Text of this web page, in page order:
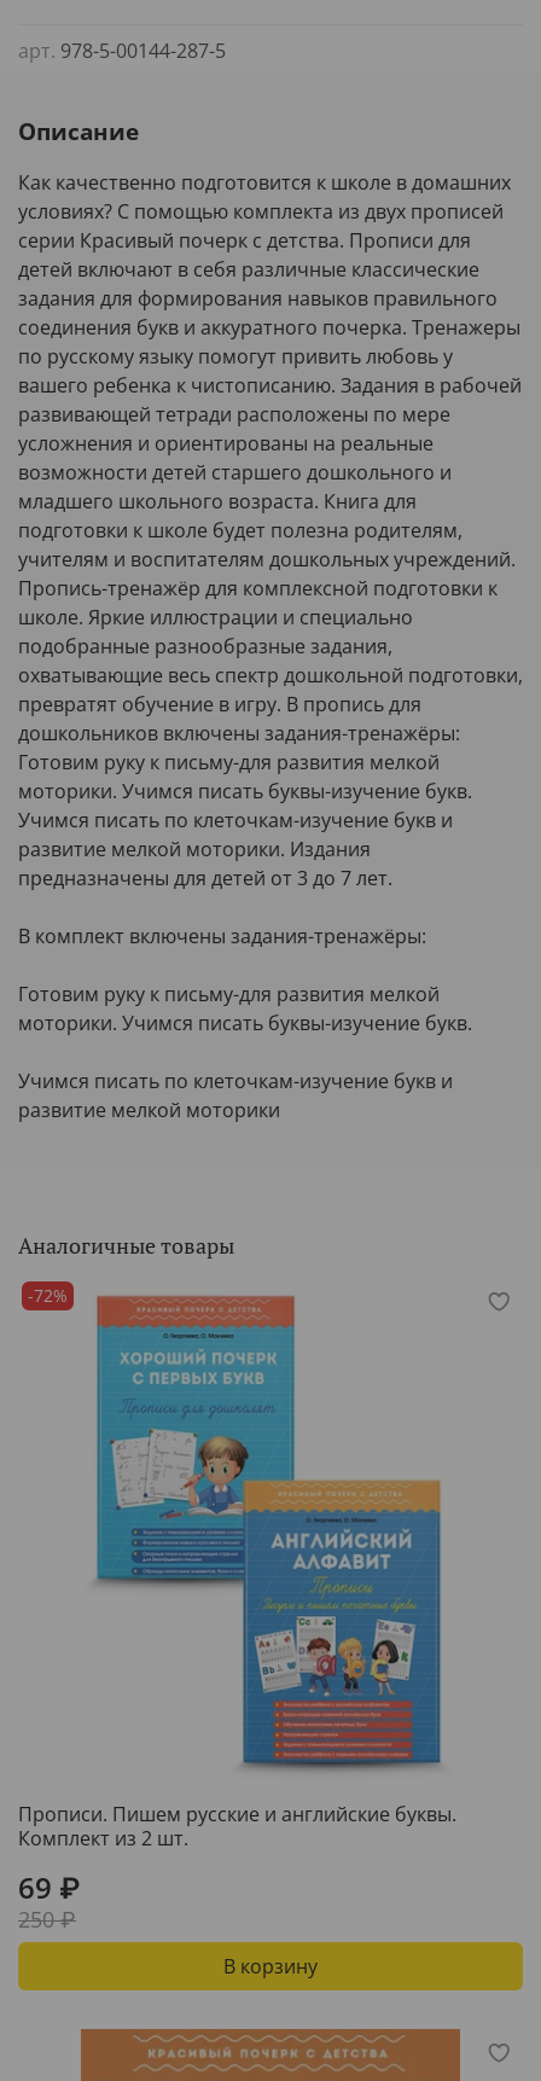
арт. 978-5-00144-287-5
Описание
Как качественно подготовится к школе в домашних
условиях? С помощью комплекта из двух прописей
серии Красивый почерк с детства. Прописи для
детей включают в себя различные классические
задания для формирования навыков правильного
соединения букв и аккуратного почерка. Тренажеры
по русскому языку помогут привить любовь у
вашего ребенка к чистописанию. Задания в рабочей
развивающей тетради расположены по мере
усложнения и ориентированы на реальные
возможности детей старшего дошкольного и
младшего школьного возраста. Книга для
подготовки к школе будет полезна родителям,
учителям и воспитателям дошкольных учреждений.
Пропись-тренажёр для комплексной подготовки к
школе. Яркие иллюстрации и специально
подобранные разнообразные задания,
охватывающие весь спектр дошкольной подготовки,
превратят обучение в игру. В пропись для
дошкольников включены задания-тренажёры:
Готовим руку к письму-для развития мелкой
моторики. Учимся писать буквы-изучение букв.
Учимся писать по клеточкам-изучение букв и
развитие мелкой моторики. Издания
предназначены для детей от 3 до 7 лет.
В комплект включены задания-тренажёры:
Готовим руку к письму-для развития мелкой
моторики. Учимся писать буквы-изучение букв.
Учимся писать по клеточкам-изучение букв и
развитие мелкой моторики
Аналогичные товары
-72%
Прописи. Пишем русские и английские буквы.
Комплект из 2 шт.
69 ₽
250 ₽
В корзину